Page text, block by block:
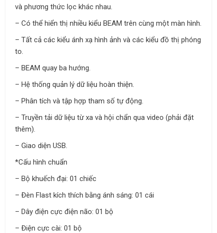
và phương thức lọc khác nhau.
– Có thể hiển thị nhiều kiểu BEAM trên cùng một màn hình.
– Tất cả các kiểu ánh xạ hình ảnh và các kiểu đồ thị phóng
to.
– BEAM quay ba hướng.
– Hệ thống quản lý dữ liệu hoàn thiện.
– Phân tích và tập hợp tham số tự động.
– Truyền tải dữ liệu từ xa và hội chẩn qua video (phải đặt
thêm).
– Giao diện USB.
*Cấu hình chuẩn
– Bộ khuếch đại: 01 chiếc
– Đèn Flast kích thích bằng ánh sáng: 01 cái
– Dây điện cực điện não: 01 bộ
– Điện cực cài: 01 bộ